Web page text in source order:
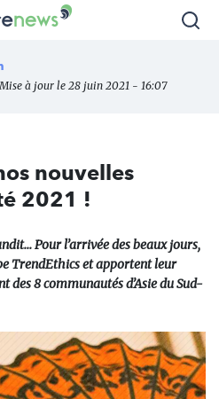
à jour le 28 juin 2021 - 16:07
nouvelles
2021 !
Pour l’arrivée des beaux jours,
TrendEthics et apportent leur
8 communautés d’Asie du Sud-